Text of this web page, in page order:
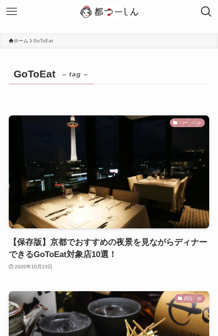
ホーム GoToEat
GoToEat – tag –
バー・バル
【保存版】京都でおすすめの夜景を見ながらディナー
できるGoToEat対象店10選！
2020年10月23日
西院・桂